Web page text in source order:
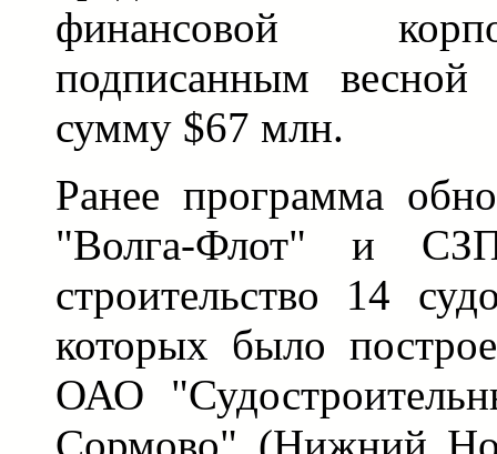
финансовой
подписанным весной
сумму $67 млн.
Ранее программа
"Волга-Флот" и СЗП
строительство 14
которых было
ОАО